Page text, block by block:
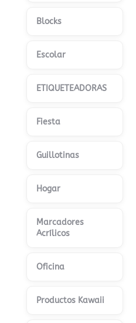
Blocks
Escolar
ETIQUETEADORAS
Fiesta
Guillotinas
Hogar
Marcadores
Acrílicos
Oficina
Productos Kawaii